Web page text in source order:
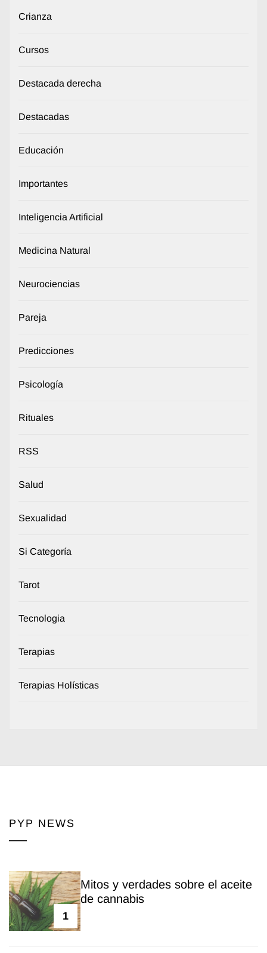
Crianza
Cursos
Destacada derecha
Destacadas
Educación
Importantes
Inteligencia Artificial
Medicina Natural
Neurociencias
Pareja
Predicciones
Psicología
Rituales
RSS
Salud
Sexualidad
Si Categoría
Tarot
Tecnologia
Terapias
Terapias Holísticas
PYP NEWS
1
Mitos y verdades sobre el aceite
de cannabis